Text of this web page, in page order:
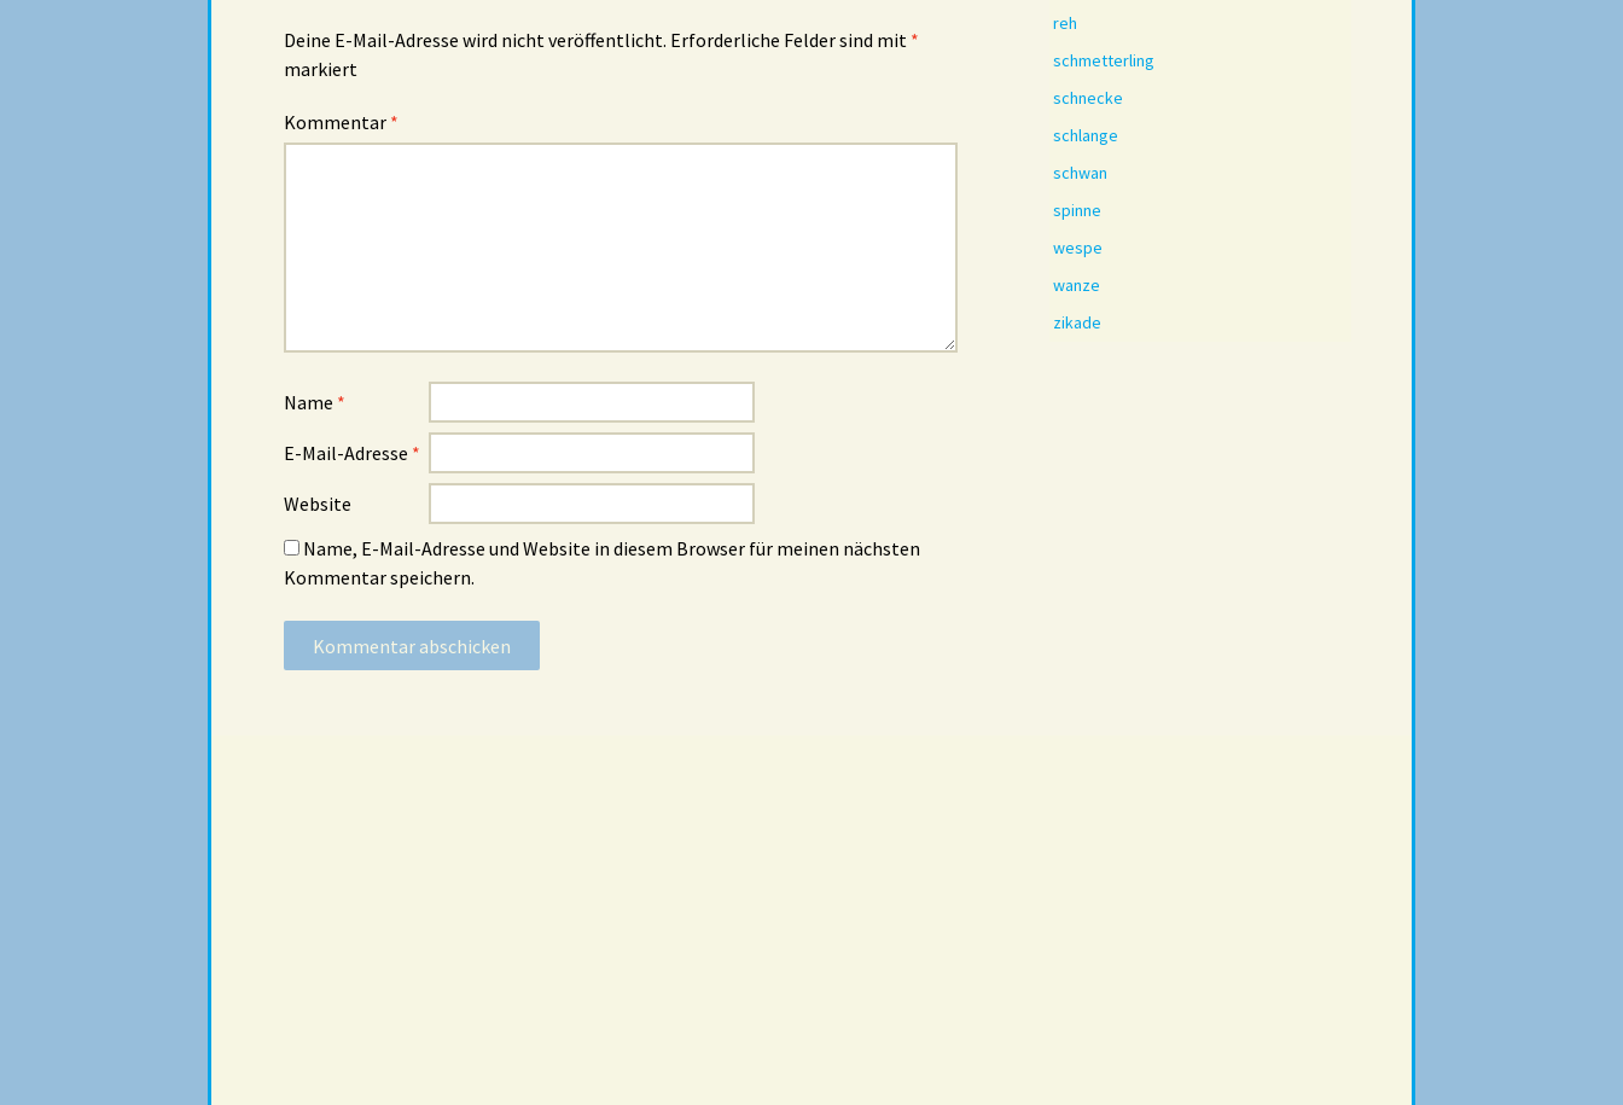
Deine E-Mail-Adresse wird nicht veröffentlicht. Erforderliche Felder sind mit *
markiert
Kommentar *
Name *
E-Mail-Adresse *
Website
Name, E-Mail-Adresse und Website in diesem Browser für meinen nächsten
Kommentar speichern.
reh
schmetterling
schnecke
schlange
schwan
spinne
wespe
wanze
zikade